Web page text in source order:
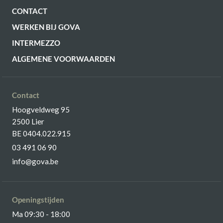
CONTACT
WERKEN BIJ GOVA
INTERMEZZO
ALGEMENE VOORWAARDEN
Contact
Hoogveldweg 95
2500 Lier
BE 0404.022.915
03 491 06 90
info@gova.be
Openingstijden
Ma 09:30 - 18:00